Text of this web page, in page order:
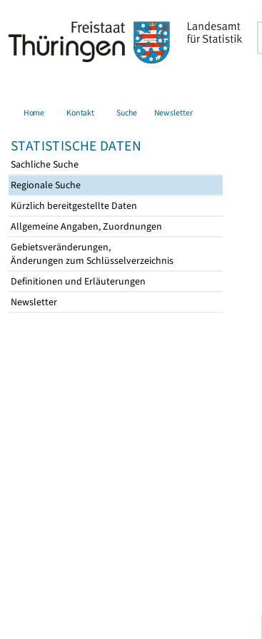
Home Kontakt Suche Newsletter
STATISTISCHE DATEN
Sachliche Suche
Regionale Suche
Kürzlich bereitgestellte Daten
Allgemeine Angaben, Zuordnungen
Gebietsveränderungen,
Änderungen zum Schlüsselverzeichnis
Definitionen und Erläuterungen
Newsletter